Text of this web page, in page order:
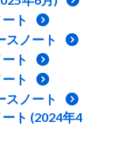
ト
ノート
ト
ト
ノート
ト (2024年4